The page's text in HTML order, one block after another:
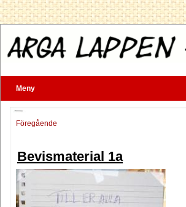
Meny
Föregående
Bevismaterial 1a